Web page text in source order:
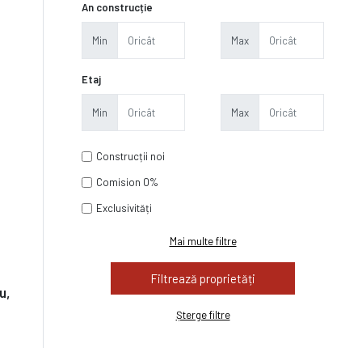
An construcție
Min Max
Etaj
Min Max
Construcții noi
Comision 0%
Exclusivități
Mai multe filtre
Șterge filtre